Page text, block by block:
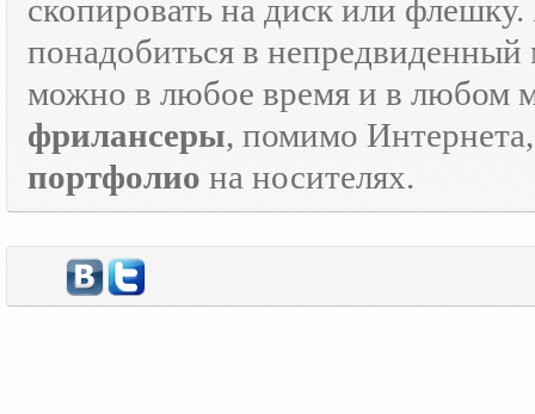
скопировать на диск или
понадобиться в непредвиденный
можно в любое время и в любом
фрилансеры, помимо
портфолио на носителях.